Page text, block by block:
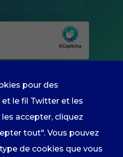
adresse email
recevoir
groupe par courrier
pour des
le fil Twitter et les
accepter, cliquez
tout". Vous pouvez
de cookies que vous
Experience
Afin que notre
mieux lors de
votre visite. Si
vous refusez
ces cookies,
fonctionnalités
disparaîtront
du site